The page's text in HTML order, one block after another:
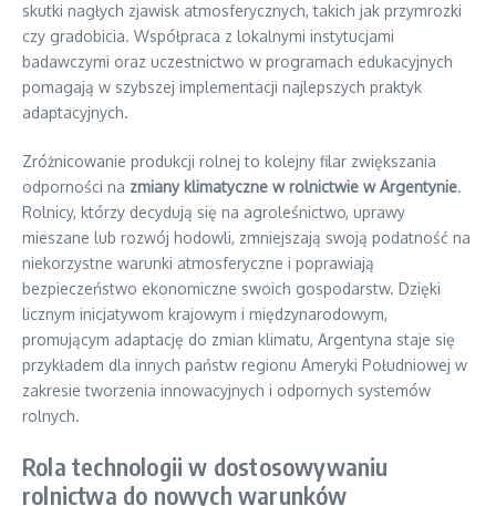
skutki nagłych zjawisk atmosferycznych, takich jak przymrozki
czy gradobicia. Współpraca z lokalnymi instytucjami
badawczymi oraz uczestnictwo w programach edukacyjnych
pomagają w szybszej implementacji najlepszych praktyk
adaptacyjnych.
Zróżnicowanie produkcji rolnej to kolejny filar zwiększania
odporności na zmiany klimatyczne w rolnictwie w Argentynie.
Rolnicy, którzy decydują się na agroleśnictwo, uprawy
mieszane lub rozwój hodowli, zmniejszają swoją podatność na
niekorzystne warunki atmosferyczne i poprawiają
bezpieczeństwo ekonomiczne swoich gospodarstw. Dzięki
licznym inicjatywom krajowym i międzynarodowym,
promującym adaptację do zmian klimatu, Argentyna staje się
przykładem dla innych państw regionu Ameryki Południowej w
zakresie tworzenia innowacyjnych i odpornych systemów
rolnych.
Rola technologii w dostosowywaniu
rolnictwa do nowych warunków